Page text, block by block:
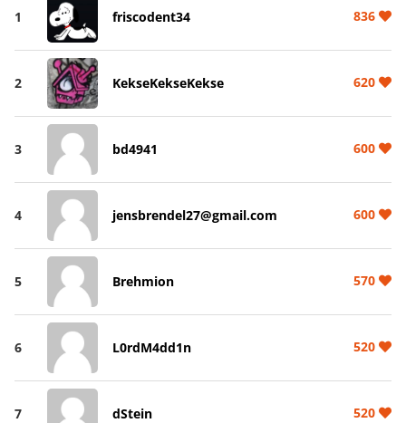
1 friscodent34 836
2 KekseKekseKekse 620
3 bd4941 600
4 jensbrendel27@gmail.com 600
5 Brehmion 570
6 L0rdM4dd1n 520
7 dStein 520